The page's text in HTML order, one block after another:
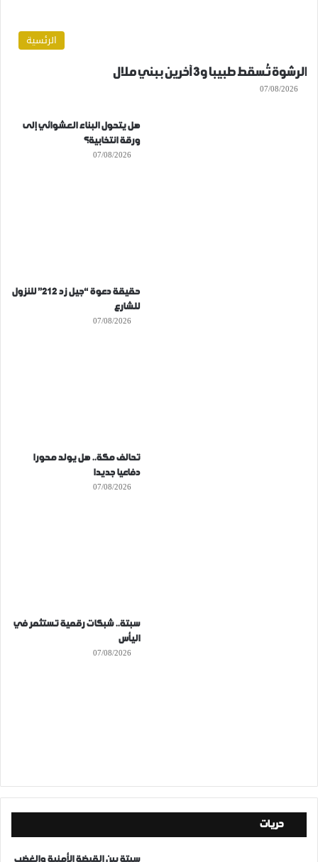
الرئسية
الرشوة تُسقط طبيبا و3 آخرين ببني ملال
07/08/2026
هل يتحول البناء العشوائي إلى
ورقة انتخابية؟
07/08/2026
حقيقة دعوة “جيل زد 212” للنزول
للشارع
07/08/2026
تحالف مكة.. هل يولد محورا
دفاعيا جديدا
07/08/2026
سبتة.. شبكات رقمية تستثمر في
اليأس
07/08/2026
حريات
سبتة بين القبضة الأمنية والغضب